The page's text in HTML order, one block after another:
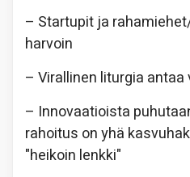
– Startupit ja
harvoin
– Virallinen liturgia antaa
– Innovaatioista
rahoitus on yhä
"heikoin lenkki"